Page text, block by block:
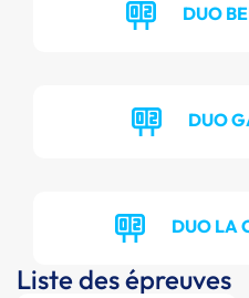
DUO
DUO
DUO LA
Liste des épreuves